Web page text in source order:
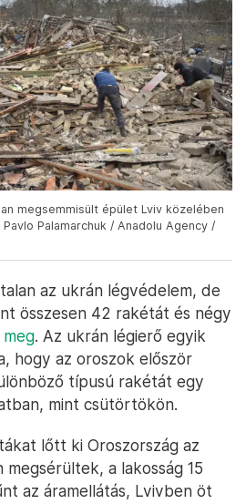
megsemmisült épület Lviv közelében
Palamarchuk / Anadolu Agency /
az ukrán légvédelem, de
összesen 42 rakétát és négy
. Az ukrán légierő egyik
hogy az oroszok először
típusú rakétát egy
mint csütörtökön.
lőtt ki Oroszország az
a lakosság 15
az áramellátás, Lvivben öt